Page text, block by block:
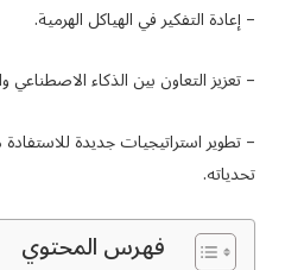
– إعادة التفكير في الهياكل الهرمية.
– تعزيز التعاون بين الذكاء ‏الاصطناعي
– تطوير استراتيجيات جديدة
تحدياته. ‏
فهرس المحتوي